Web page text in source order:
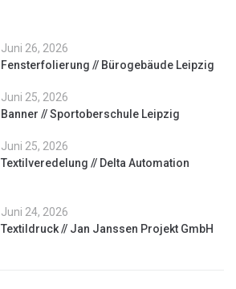
Juni 26, 2026
Fensterfolierung // Bürogebäude Leipzig
Juni 25, 2026
Banner // Sportoberschule Leipzig
Juni 25, 2026
Textilveredelung // Delta Automation
Juni 24, 2026
Textildruck // Jan Janssen Projekt GmbH